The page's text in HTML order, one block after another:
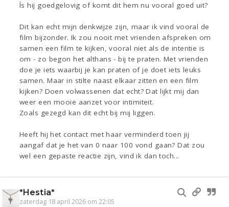
Ís hij goedgelovig of komt dit hem nu vooral goed uit?
Dit kan echt mijn denkwijze zijn, maar ik vind vooral de
film bijzonder. Ik zou nooit met vrienden afspreken om
samen een film te kijken, vooral niet als de intentie is
om - zo begon het althans - bij te praten. Met vrienden
doe je iets waarbij je kan praten of je doet iets leuks
samen. Maar in stilte naast elkaar zitten en een film
kijken? Doen volwassenen dat echt? Dat lijkt mij dan
weer een mooie aanzet voor intimiteit.
Zoals gezegd kan dit echt bij mij liggen.
Heeft hij het contact met haar verminderd toen jij
aangaf dat je het van 0 naar 100 vond gaan? Dat zou
wel een gepaste reactie zijn, vind ik dan toch...
*Hestia*
zaterdag 18 april 2026 om 22:05